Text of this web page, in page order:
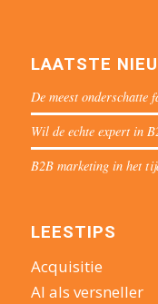
LAATSTE
De meest
Wil de echte expert in
B2B marketing in het
LEESTIPS
Acquisitie
AI als versneller